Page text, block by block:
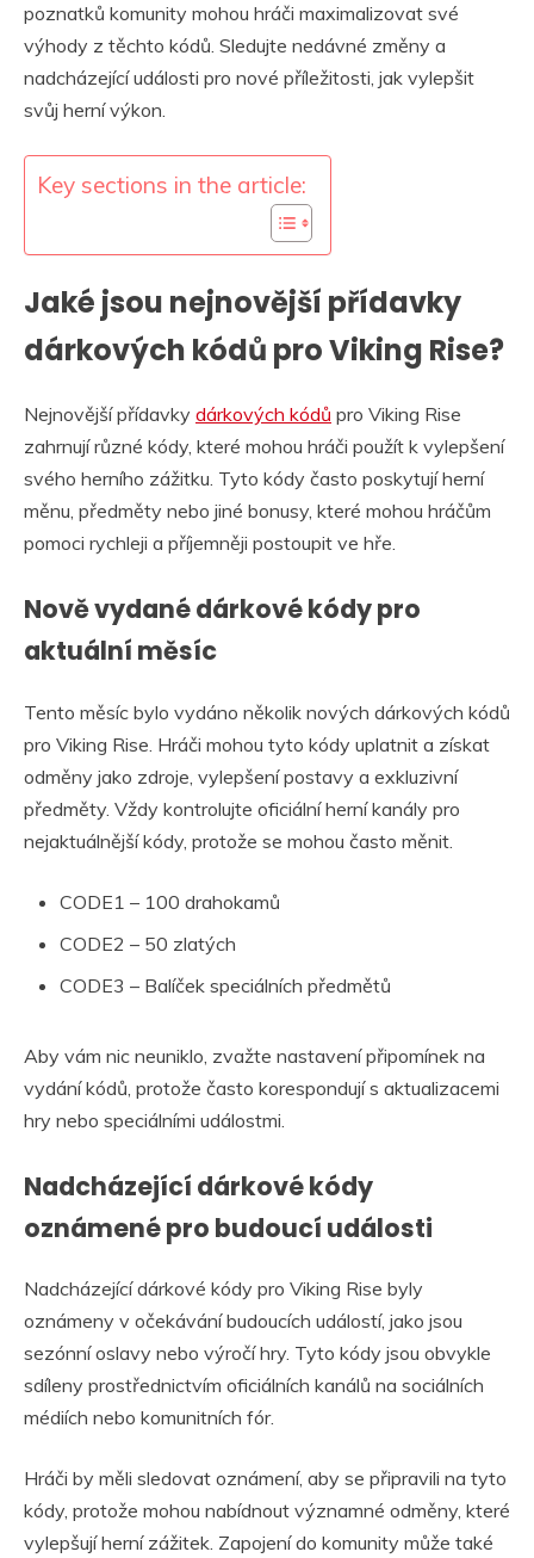
poznatků komunity mohou hráči maximalizovat své
výhody z těchto kódů. Sledujte nedávné změny a
nadcházející události pro nové příležitosti, jak vylepšit
svůj herní výkon.
Key sections in the article:
Jaké jsou nejnovější přídavky
dárkových kódů pro Viking Rise?
Nejnovější přídavky dárkových kódů pro Viking Rise
zahrnují různé kódy, které mohou hráči použít k vylepšení
svého herního zážitku. Tyto kódy často poskytují herní
měnu, předměty nebo jiné bonusy, které mohou hráčům
pomoci rychleji a příjemněji postoupit ve hře.
Nově vydané dárkové kódy pro
aktuální měsíc
Tento měsíc bylo vydáno několik nových dárkových kódů
pro Viking Rise. Hráči mohou tyto kódy uplatnit a získat
odměny jako zdroje, vylepšení postavy a exkluzivní
předměty. Vždy kontrolujte oficiální herní kanály pro
nejaktuálnější kódy, protože se mohou často měnit.
CODE1 – 100 drahokamů
CODE2 – 50 zlatých
CODE3 – Balíček speciálních předmětů
Aby vám nic neuniklo, zvažte nastavení připomínek na
vydání kódů, protože často korespondují s aktualizacemi
hry nebo speciálními událostmi.
Nadcházející dárkové kódy
oznámené pro budoucí události
Nadcházející dárkové kódy pro Viking Rise byly
oznámeny v očekávání budoucích událostí, jako jsou
sezónní oslavy nebo výročí hry. Tyto kódy jsou obvykle
sdíleny prostřednictvím oficiálních kanálů na sociálních
médiích nebo komunitních fór.
Hráči by měli sledovat oznámení, aby se připravili na tyto
kódy, protože mohou nabídnout významné odměny, které
vylepšují herní zážitek. Zapojení do komunity může také